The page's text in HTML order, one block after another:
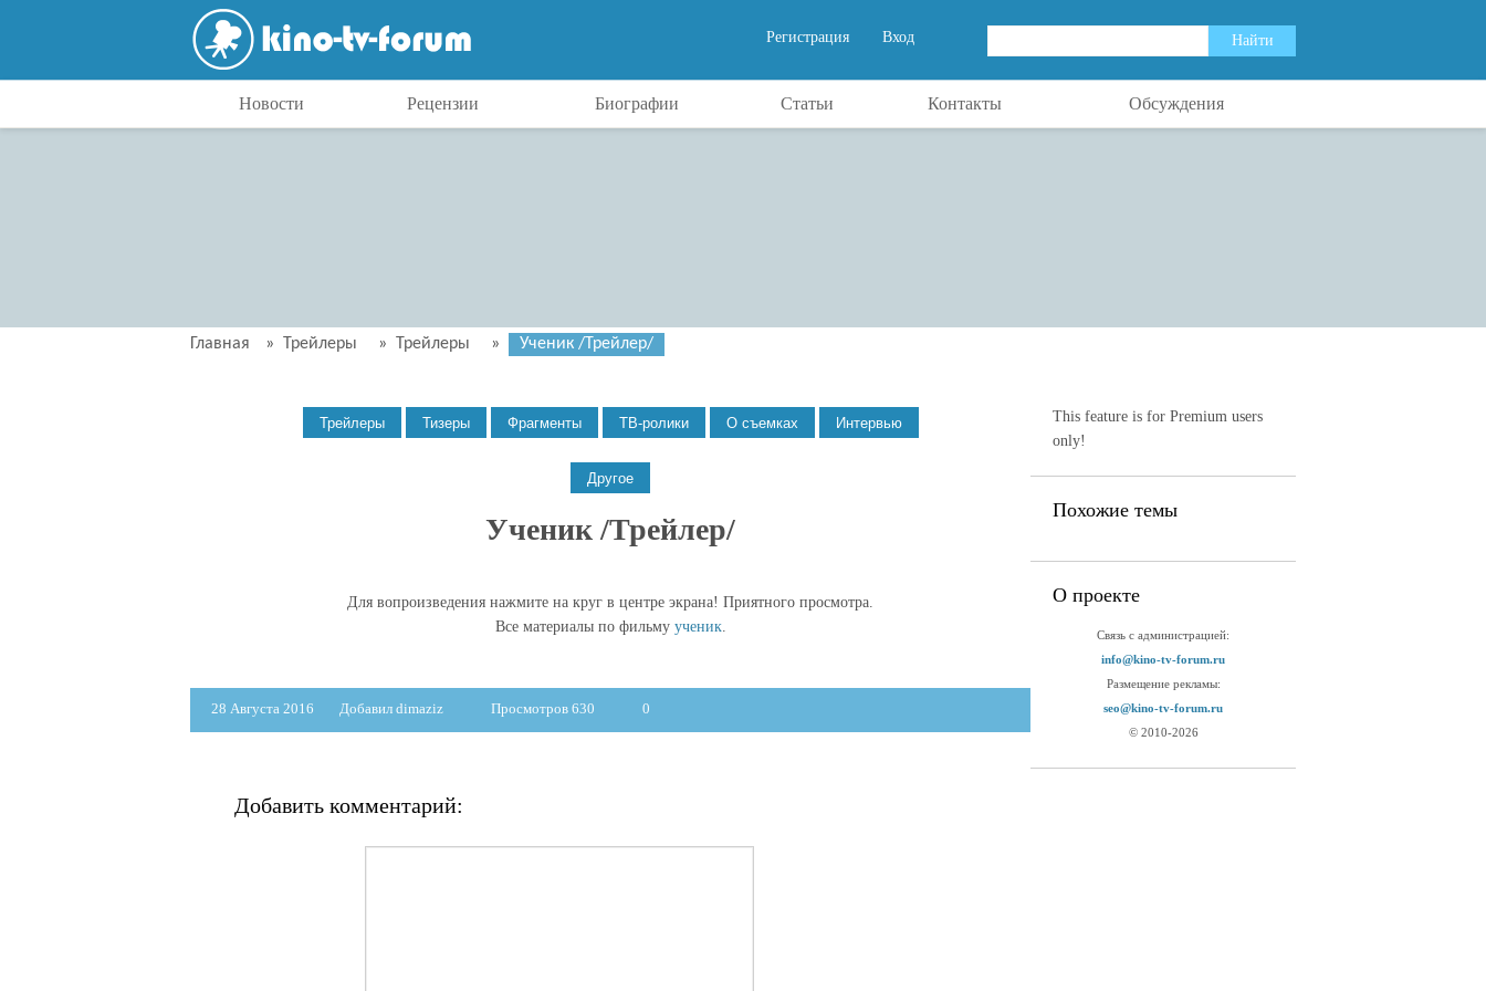
Вход
Регистрация
Новости Рецензии Биографии Статьи Контакты Обсуждения
Главная » Трейлеры » Трейлеры » Ученик /Трейлер/
Ученик /Трейлер/
Для вопроизведения нажмите на круг в центре экрана! Приятного просмотра.
Все материалы по фильму ученик.
28 Августа 2016 Добавил dimaziz Просмотров 630 0
Добавить комментарий:
This feature is for Premium users
only!
Похожие темы
О проекте
Связь с администрацией:
info@kino-tv-forum.ru
Размещение рекламы:
seo@kino-tv-forum.ru
© 2010-2026